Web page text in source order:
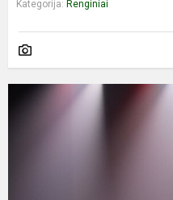
Kategorija: Renginiai